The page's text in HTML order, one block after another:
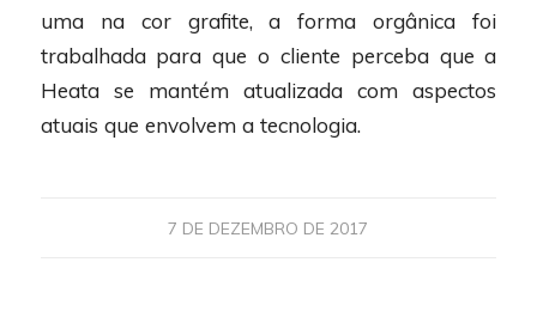
uma na cor grafite, a forma orgânica foi
trabalhada para que o cliente perceba que a
Heata se mantém atualizada com aspectos
atuais que envolvem a tecnologia.
7 DE DEZEMBRO DE 2017